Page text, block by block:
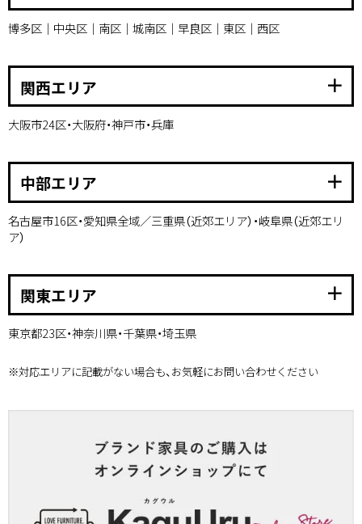
博多区｜中央区｜南区｜城南区｜早良区｜東区｜西区
関西エリア add
大阪市24区・大阪府・神戸市・兵庫
中部エリア add
名古屋市16区・愛知県全域／三重県（近郊エリア）・岐阜県（近郊エリ
ア）
関東エリア add
東京都23区・神奈川県・千葉県・埼玉県
※対応エリアに記載がない場合も、お気軽にお問い合わせください